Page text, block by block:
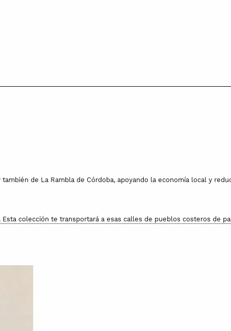
de La Rambla de Córdoba, apoyando la economía local y
Esta colección te transportará a esas calles de pueblos costeros de
los esmaltes y colores, se recomienda lavar a mano. No apta